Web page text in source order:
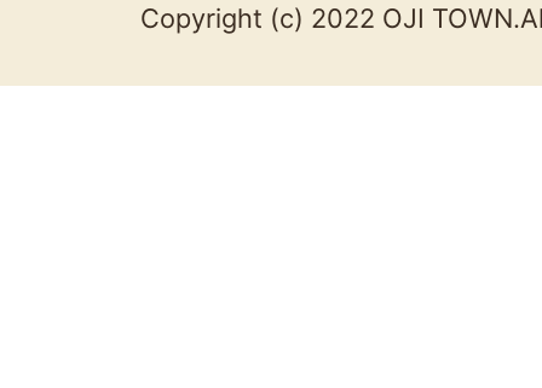
Copyright (c) 2022 OJI